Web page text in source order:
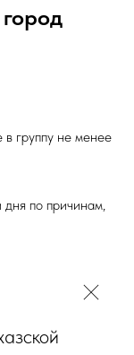
группу не менее
по причинам,